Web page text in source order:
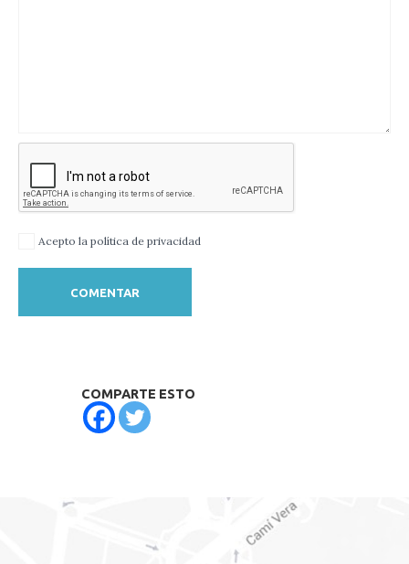
Acepto la política de privacidad
COMPARTE ESTO